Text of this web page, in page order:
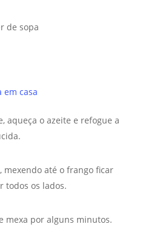
de sopa
em casa
aqueça o azeite e refogue a
mexendo até o frango ficar
todos os lados.
mexa por alguns minutos.